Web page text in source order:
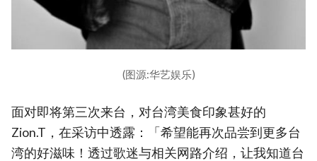
(图源:华艺娱乐)
面对即将第三次来台，对台湾美食印象甚好的
Zion.T，在采访中透露：「希望能再次品尝到更多台
湾的好滋味！透过歌迷与相关网路介绍，让我知道台